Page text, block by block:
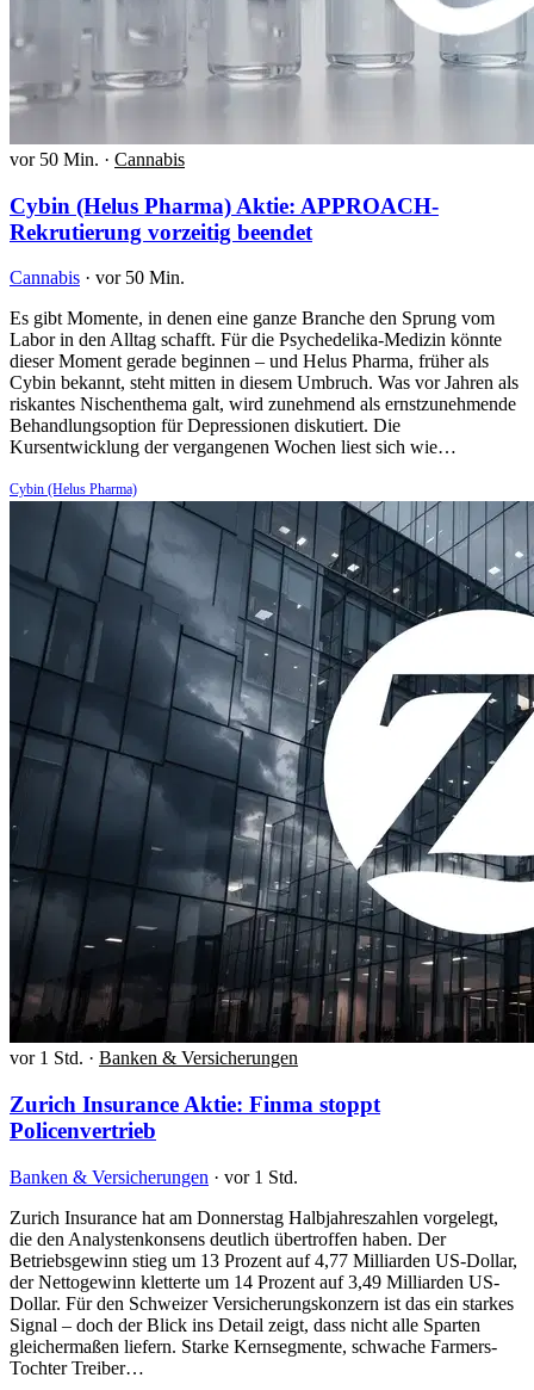
vor 50 Min. · Cannabis
Cybin (Helus Pharma) Aktie: APPROACH-
Rekrutierung vorzeitig beendet
Cannabis · vor 50 Min.
Es gibt Momente, in denen eine ganze Branche den Sprung vom
Labor in den Alltag schafft. Für die Psychedelika-Medizin könnte
dieser Moment gerade beginnen – und Helus Pharma, früher als
Cybin bekannt, steht mitten in diesem Umbruch. Was vor Jahren als
riskantes Nischenthema galt, wird zunehmend als ernstzunehmende
Behandlungsoption für Depressionen diskutiert. Die
Kursentwicklung der vergangenen Wochen liest sich wie…
Cybin (Helus Pharma)
vor 1 Std. · Banken & Versicherungen
Zurich Insurance Aktie: Finma stoppt
Policenvertrieb
Banken & Versicherungen · vor 1 Std.
Zurich Insurance hat am Donnerstag Halbjahreszahlen vorgelegt,
die den Analystenkonsens deutlich übertroffen haben. Der
Betriebsgewinn stieg um 13 Prozent auf 4,77 Milliarden US-Dollar,
der Nettogewinn kletterte um 14 Prozent auf 3,49 Milliarden US-
Dollar. Für den Schweizer Versicherungskonzern ist das ein starkes
Signal – doch der Blick ins Detail zeigt, dass nicht alle Sparten
gleichermaßen liefern. Starke Kernsegmente, schwache Farmers-
Tochter Treiber…